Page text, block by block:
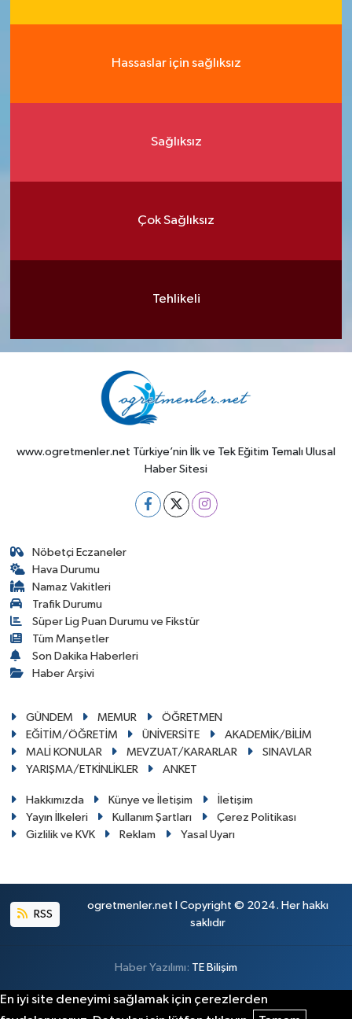
Hassaslar için sağlıksız
Sağlıksız
Çok Sağlıksız
Tehlikeli
www.ogretmenler.net Türkiye’nin İlk ve Tek Eğitim Temalı Ulusal
Haber Sitesi
Nöbetçi Eczaneler
Hava Durumu
Namaz Vakitleri
Trafik Durumu
Süper Lig Puan Durumu ve Fikstür
Tüm Manşetler
Son Dakika Haberleri
Haber Arşivi
GÜNDEM MEMUR
ÖĞRETMEN
EĞİTİM/ÖĞRETİM
ÜNİVERSİTE
AKADEMİK/BİLİM
MALİ KONULAR
MEVZUAT/KARARLAR
SINAVLAR
YARIŞMA/ETKİNLİKLER
ANKET
Hakkımızda Künye ve İletişim
İletişim
Yayın İlkeleri
Kullanım Şartları
Çerez Politikası
Gizlilik ve KVK
Reklam Yasal Uyarı
RSS
ogretmenler.net I Copyright © 2024. Her hakkı
saklıdır
Haber Yazılımı: TE Bilişim
En iyi site deneyimi sağlamak için çerezlerden